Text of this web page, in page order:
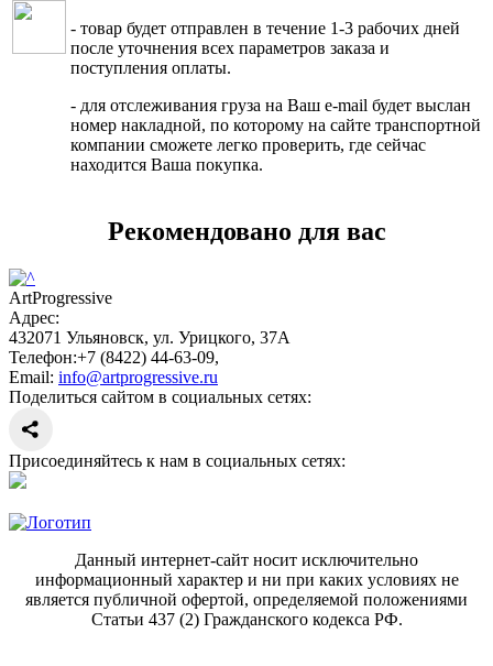
- товар будет отправлен в течение 1-3 рабочих дней
после уточнения всех параметров заказа и
поступления оплаты.
- для отслеживания груза на Ваш e-mail будет выслан
номер накладной, по которому на сайте транспортной
компании сможете легко проверить, где сейчас
находится Ваша покупка.
Рекомендовано для вас
ArtProgressive
Адрес:
432071 Ульяновск, ул. Урицкого, 37А
Телефон:+7 (8422) 44-63-09,
Email: info@artprogressive.ru
Поделиться сайтом в социальных сетях:
Присоединяйтесь к нам в социальных сетях:
Данный интернет-сайт носит исключительно
информационный характер и ни при каких условиях не
является публичной офертой, определяемой положениями
Статьи 437 (2) Гражданского кодекса РФ.